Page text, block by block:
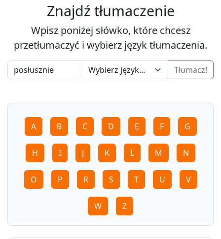
Znajdź tłumaczenie
Wpisz poniżej słówko, które chcesz
przetłumaczyć i wybierz język tłumaczenia.
Tłumacz!
A B C D E F G
H I J K L M N
O P R S T U V
W Z